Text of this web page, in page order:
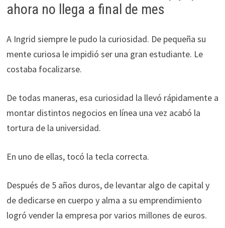
ahora no llega a final de mes
A Ingrid siempre le pudo la curiosidad. De pequeña su
mente curiosa le impidió ser una gran estudiante. Le
costaba focalizarse.
De todas maneras, esa curiosidad la llevó rápidamente a
montar distintos negocios en línea una vez acabó la
tortura de la universidad.
En uno de ellas, tocó la tecla correcta.
Después de 5 años duros, de levantar algo de capital y
de dedicarse en cuerpo y alma a su emprendimiento
logró vender la empresa por varios millones de euros.